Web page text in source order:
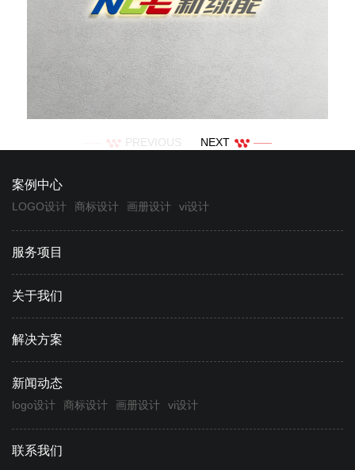
PREVIOUS NEXT
案例中心
LOGO设计 商标设计 画册设计 vi设计
服务项目
关于我们
解决方案
新闻动态
logo设计 商标设计 画册设计 vi设计
联系我们